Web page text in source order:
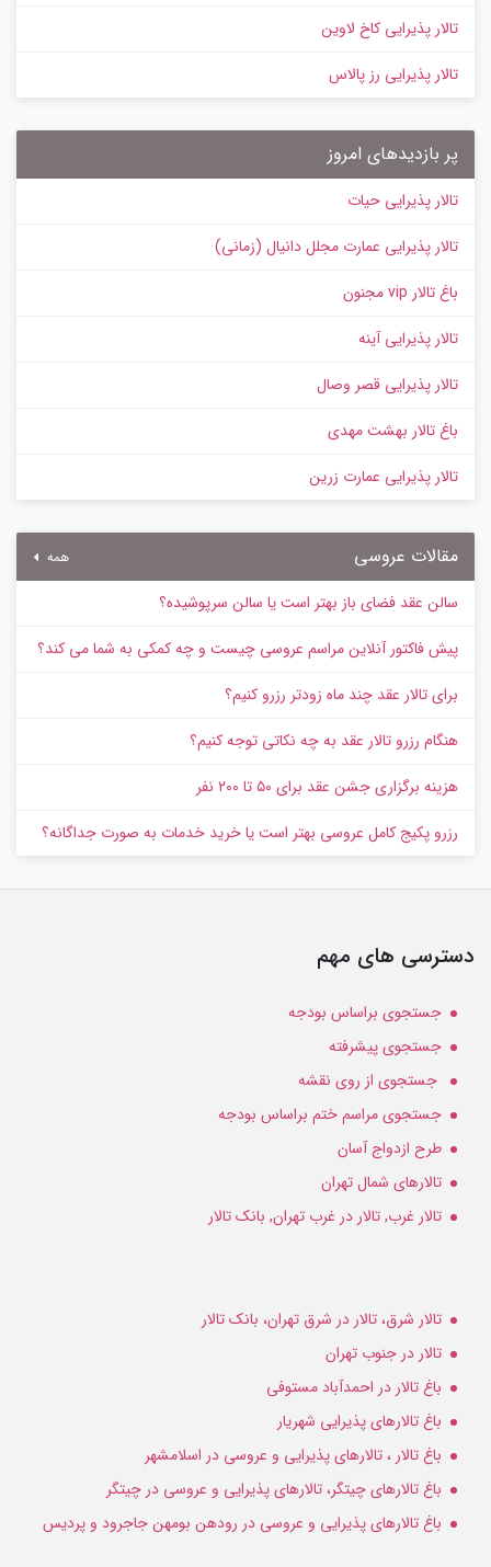
تالار پذیرایی کاخ لاوین
تالار پذیرایی رز پالاس
پر بازدیدهای امروز
تالار پذیرایی حیات
تالار پذیرایی عمارت مجلل دانیال (زمانی)
باغ تالار vip مجنون
تالار پذیرایی آینه
تالار پذیرایی قصر وصال
باغ تالار بهشت مهدی
تالار پذیرایی عمارت زرین
مقالات عروسی همه
سالن عقد فضای باز بهتر است یا سالن سرپوشیده؟
پیش‌ فاکتور آنلاین مراسم عروسی چیست و چه کمکی به شما می کند؟
برای تالار عقد چند ماه زودتر رزرو کنیم؟
هنگام رزرو تالار عقد به چه نکاتی توجه کنیم؟
هزینه برگزاری جشن عقد برای ۵۰ تا ۲۰۰ نفر
رزرو پکیج کامل عروسی بهتر است یا خرید خدمات به‌ صورت جداگانه؟
دسترسی های مهم
جستجوی براساس بودجه
جستجوی پیشرفته
جستجوی از روی نقشه
جستجوی مراسم ختم براساس بودجه
طرح ازدواج آسان
تالارهای شمال تهران
تالار غرب, تالار در غرب تهران, بانک تالار
تالار شرق، تالار در شرق تهران، بانک تالار
تالار در جنوب تهران
باغ تالار در احمدآباد مستوفی
باغ تالارهای پذیرایی شهریار
باغ تالار ، تالارهای پذیرایی و عروسی در اسلامشهر
باغ تالارهای چیتگر، تالارهای پذیرایی و عروسی در چیتگر
باغ تالارهای پذیرایی و عروسی در رودهن بومهن جاجرود و پردیس